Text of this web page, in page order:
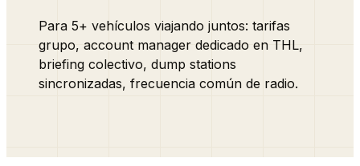
Para 5+ vehículos viajando juntos: tarifas
grupo, account manager dedicado en THL,
briefing colectivo, dump stations
sincronizadas, frecuencia común de radio.